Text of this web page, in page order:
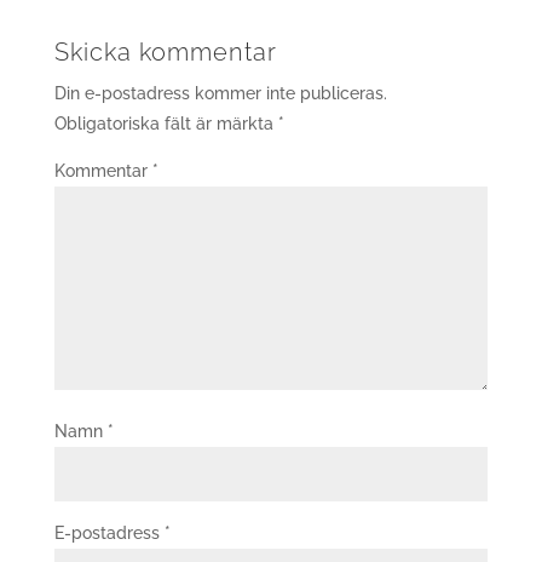
Skicka kommentar
Din e-postadress kommer inte publiceras.
Obligatoriska fält är märkta *
Kommentar *
Namn *
E-postadress *